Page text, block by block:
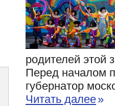
родителей этой
Перед началом
губернатор
Читать далее»